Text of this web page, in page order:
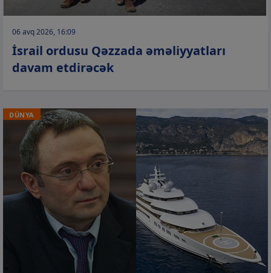
06 avq 2026, 16:09
İsrail ordusu Qəzzada əməliyyatları
davam etdirəcək
DÜNYA